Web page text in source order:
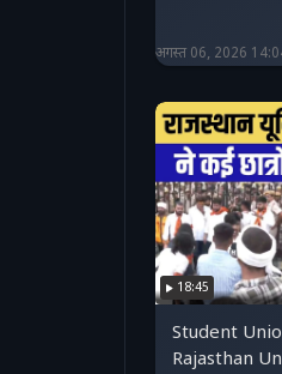
अगस्त 06, 2026
18:45
Student
Rajasthan